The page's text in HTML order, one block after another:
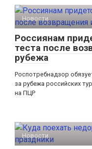
Новости
Россиянам
теста после
рубежа
Роспотребнадзор
за рубежа российских
на ПЦР
Новости